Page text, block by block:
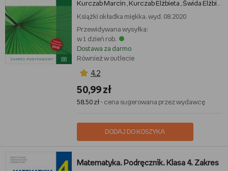
Kurczab Marcin Kurczab Elżbieta Świda Elżbieta
Książki okładka miękka, wyd. 08.2020
Przewidywana wysyłka:
w 1 dzień rob.
Dostawa za darmo
Również w outlecie
4,2
50,99 zł
58,50 zł- cena sugerowana przez wydawcę
DODAJ DO KOSZYKA
Matematyka. Podręcznik. Klasa 4. Zakres